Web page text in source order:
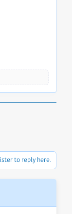
to reply here.